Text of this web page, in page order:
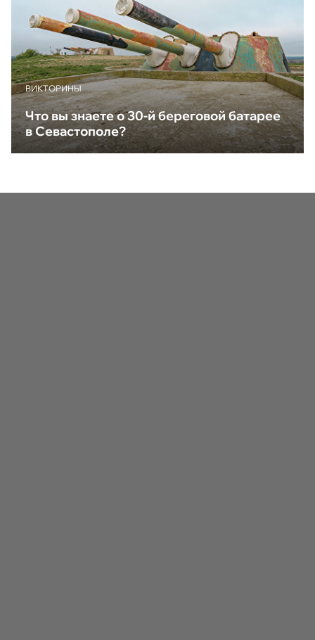
ВИКТОРИНЫ
Что вы знаете о 30-й береговой батарее
в Севастополе?